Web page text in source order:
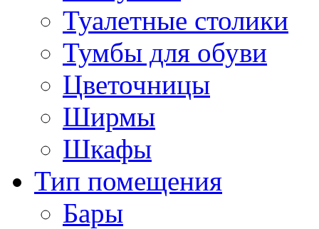
Туалетные столики
Тумбы для обуви
Цветочницы
Ширмы
Шкафы
Тип помещения
Бары